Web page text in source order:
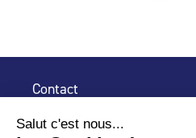
Contact
75 009 Paris